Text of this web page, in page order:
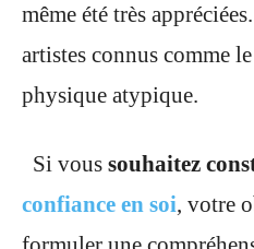
même été très
artistes connus comme
physique atypique.
Si vous souhaitez
confiance en soi, votre